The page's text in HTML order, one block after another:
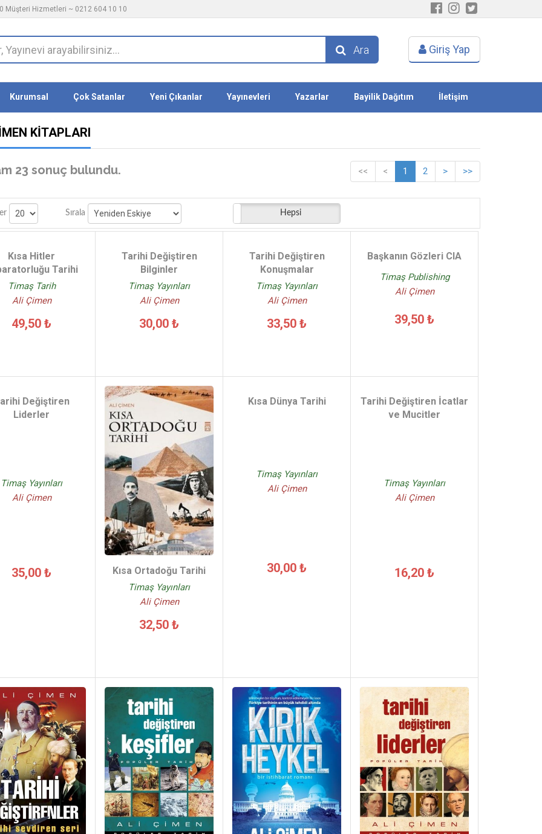
Müşteri Hizmetleri ~ 0212 604 10 10
Ara Giriş Yap
Kurumsal Çok Satanlar Yeni Çıkanlar Yayınevleri Yazarlar Bayilik Dağıtım İletişim
KITAPLARI
23 sonuç bulundu. << < 1 2 > >>
Sırala Stoktakiler Hepsi
Kısa Hitler
Tarihi
Timaş Tarih
Ali Çimen
49,50 ₺
Tarihi Değiştiren
Bilginler
Timaş Yayınları
Ali Çimen
30,00 ₺
Tarihi Değiştiren
Konuşmalar
Timaş Yayınları
Ali Çimen
33,50 ₺
Başkanın Gözleri CIA
Timaş Publishing
Ali Çimen
39,50 ₺
Değiştiren
Liderler
Timaş Yayınları
Ali Çimen
35,00 ₺ Kısa Ortadoğu Tarihi
Timaş Yayınları
Ali Çimen
32,50 ₺
Kısa Dünya Tarihi
Timaş Yayınları
Ali Çimen
30,00 ₺
Tarihi Değiştiren İcatlar
ve Mucitler
Timaş Yayınları
Ali Çimen
16,20 ₺